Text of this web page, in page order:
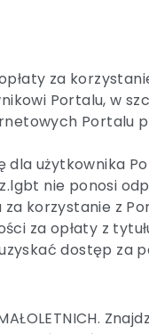
za
Portalu, w
Portalu
użytkownika
nie ponosi
korzystanie z
za opłaty z
dostęp za
MAŁOLETNICH.